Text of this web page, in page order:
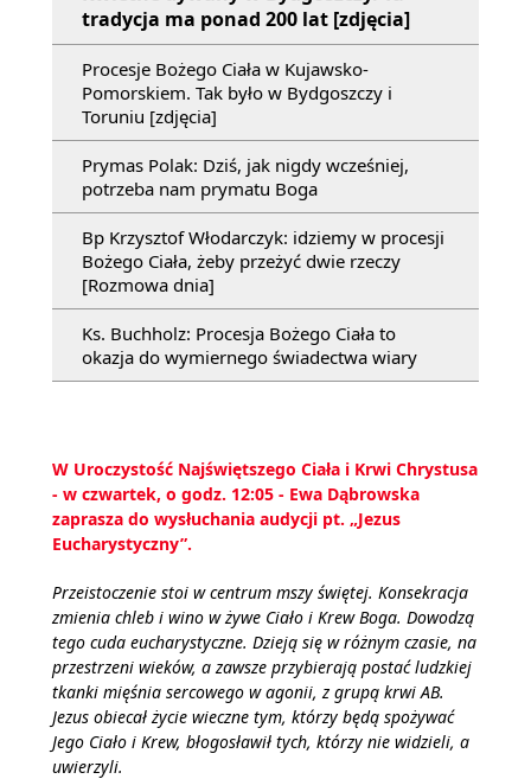
tradycja ma ponad 200 lat [zdjęcia]
Procesje Bożego Ciała w Kujawsko-
Pomorskiem. Tak było w Bydgoszczy i
Toruniu [zdjęcia]
Prymas Polak: Dziś, jak nigdy wcześniej,
potrzeba nam prymatu Boga
Bp Krzysztof Włodarczyk: idziemy w procesji
Bożego Ciała, żeby przeżyć dwie rzeczy
[Rozmowa dnia]
Ks. Buchholz: Procesja Bożego Ciała to
okazja do wymiernego świadectwa wiary
W Uroczystość Najświętszego Ciała i Krwi Chrystusa
- w czwartek, o godz. 12:05 - Ewa Dąbrowska
zaprasza do wysłuchania audycji pt. „Jezus
Eucharystyczny”.
Przeistoczenie stoi w centrum mszy świętej. Konsekracja
zmienia chleb i wino w żywe Ciało i Krew Boga. Dowodzą
tego cuda eucharystyczne. Dzieją się w różnym czasie, na
przestrzeni wieków, a zawsze przybierają postać ludzkiej
tkanki mięśnia sercowego w agonii, z grupą krwi AB.
Jezus obiecał życie wieczne tym, którzy będą spożywać
Jego Ciało i Krew, błogosławił tych, którzy nie widzieli, a
uwierzyli.